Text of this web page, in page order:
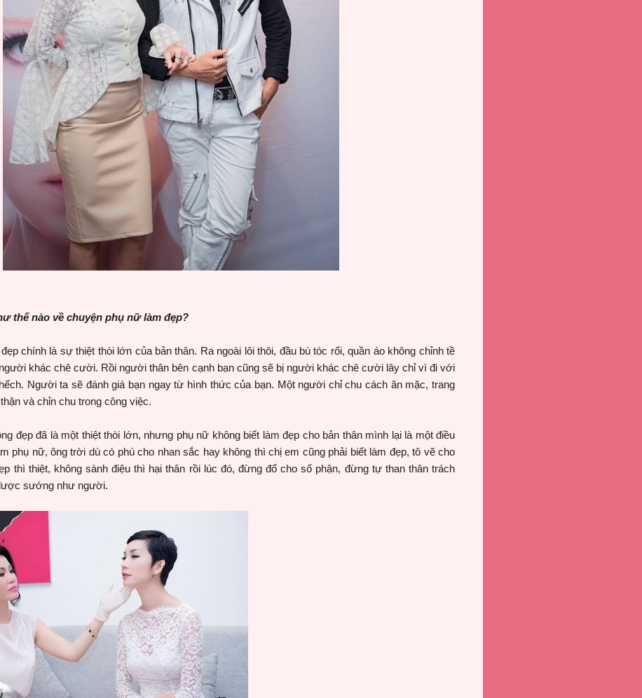
thế nào về chuyện phụ nữ làm đẹp?
chính là sự thiệt thòi lớn của bản thân. Ra ngoài lôi thôi, đầu bù tóc rối, quần áo không chỉnh tề
khác chê cười. Rồi người thân bên cạnh bạn cũng sẽ bị người khác chê cười lây chỉ vì đi với
Người ta sẽ đánh giá bạn ngay từ hình thức của bạn. Một người chỉ chu cách ăn mặc, trang
và chỉn chu trong công việc.
đẹp đã là một thiệt thòi lớn, nhưng phụ nữ không biết làm đẹp cho bản thân mình lại là một điều
phụ nữ, ông trời dù có phú cho nhan sắc hay không thì chị em cũng phải biết làm đẹp, tô vẽ cho
thì thiệt, không sành điệu thì hại thân rồi lúc đó, đừng đổ cho số phận, đừng tự than thân trách
sướng như người.